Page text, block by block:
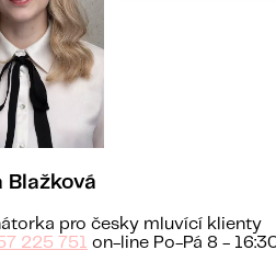
Blažková
pro česky mluvící klienty
225 751
on-line Po-Pá 8 -